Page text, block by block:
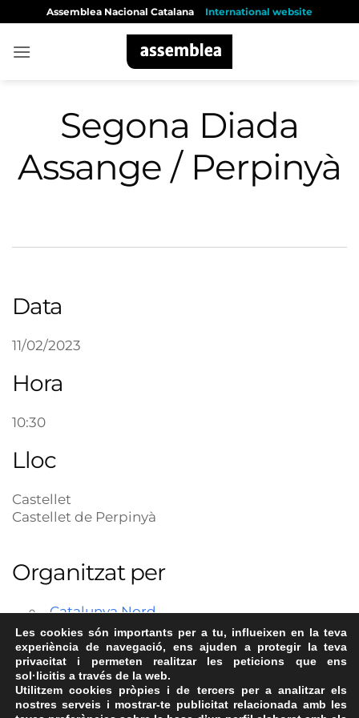
content
Assemblea Nacional Catalana International website
Segona Diada
Assange / Perpinyà
Data
11/02/2023
Hora
10:30
Lloc
Castellet
Castellet de Perpinyà
Organitzat per
Catalunya Nord
Les cookies són importants per a tu, influeixen en la teva
experiència de navegació, ens ajuden a protegir la teva
privacitat i permeten realitzar les peticions que ens
sol·licitis a través de la web.
Utilitzem cookies pròpies i de tercers per a analitzar els
nostres serveis i mostrar-te publicitat relacionada amb les